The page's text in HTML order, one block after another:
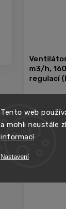
Tento web
a mohli neustále
informací
Nastavení
Ventilátor
m3/h,
regulací